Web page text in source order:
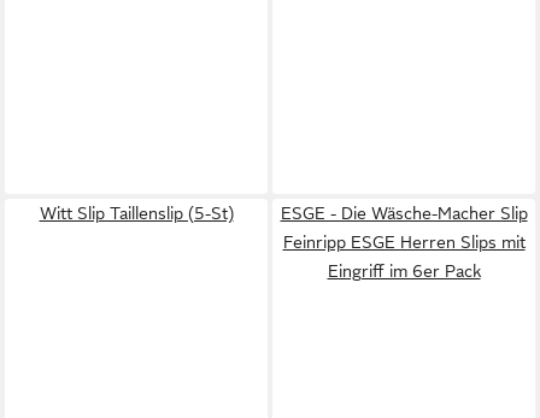
Witt Slip Taillenslip (5-St)
ESGE - Die Wäsche-Macher Slip
Feinripp ESGE Herren Slips mit
Eingriff im 6er Pack